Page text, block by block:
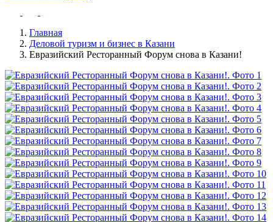
Главная
Деловой туризм и бизнес в Казани
Евразийский Ресторанный Форум снова в Казани!